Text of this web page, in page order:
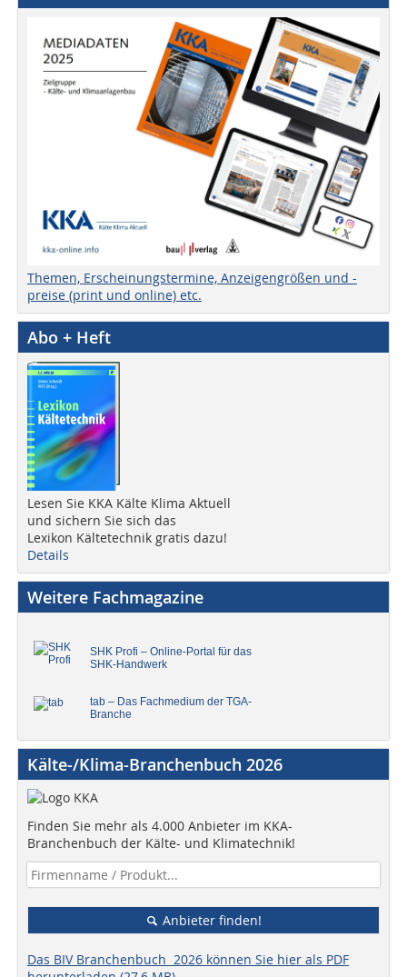
Themen, Erscheinungstermine, Anzeigengrößen und -
preise (print und online) etc.
Abo + Heft
Lesen Sie KKA Kälte Klima Aktuell
und sichern Sie sich das
Lexikon Kältetechnik gratis dazu!
Details
Weitere Fachmagazine
SHK Profi – Online-Portal für das
SHK-Handwerk
tab – Das Fachmedium der TGA-
Branche
Kälte-/Klima-Branchenbuch 2026
Finden Sie mehr als 4.000 Anbieter im KKA-
Branchenbuch der Kälte- und Klimatechnik!
Anbieter finden!
Das BIV Branchenbuch 2026 können Sie hier als PDF